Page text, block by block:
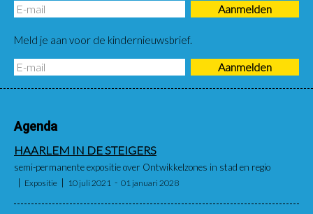
Meld je aan voor de kindernieuwsbrief.
Agenda
HAARLEM IN DE STEIGERS
semi-permanente expositie over Ontwikkelzones in stad en regio
Expositie 10 juli 2021 01 januari 2028